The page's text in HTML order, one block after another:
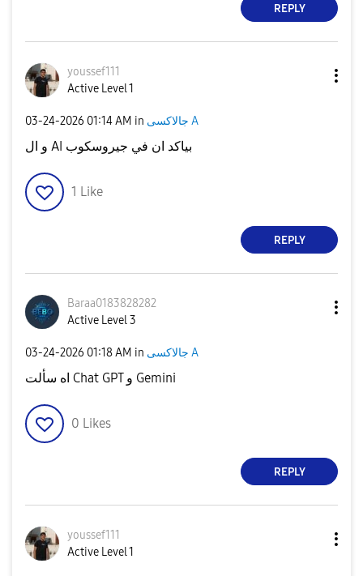
REPLY
youssef111
Active Level 1
‎03-24-2026 01:14 AM in جالاكسى A
و ال AI بياكد ان في جيروسكوب
1 Like
REPLY
Baraa0183828282
Active Level 3
‎03-24-2026 01:18 AM in جالاكسى A
اه سألت Chat GPT و Gemini
0 Likes
REPLY
youssef111
Active Level 1